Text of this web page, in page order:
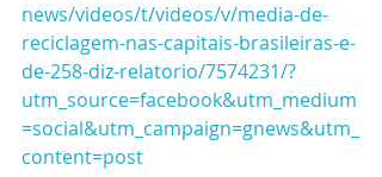
news/videos/t/videos/v/media-de-
reciclagem-nas-capitais-brasileiras-e-
de-258-diz-relatorio/7574231/?
utm_source=facebook&utm_medium
=social&utm_campaign=gnews&utm_
content=post